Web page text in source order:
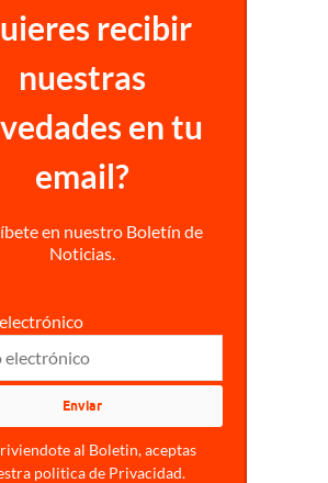
recibir
nuestras
en tu
email?
en nuestro Boletín de
Noticias.
al Boletin, aceptas
politica de Privacidad.